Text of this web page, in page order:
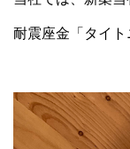
耐震座金「タイ